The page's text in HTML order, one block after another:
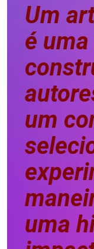
Um
é
um
uma